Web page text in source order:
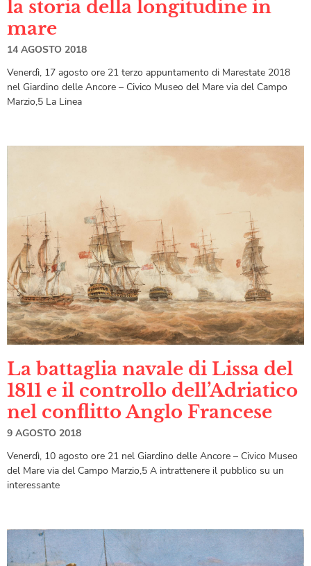
la storia della longitudine in
mare
14 AGOSTO 2018
Venerdì, 17 agosto ore 21 terzo appuntamento di Marestate 2018
nel Giardino delle Ancore – Civico Museo del Mare via del Campo
Marzio,5 La Linea
La battaglia navale di Lissa del
1811 e il controllo dell’Adriatico
nel conflitto Anglo Francese
9 AGOSTO 2018
Venerdì, 10 agosto ore 21 nel Giardino delle Ancore – Civico Museo
del Mare via del Campo Marzio,5 A intrattenere il pubblico su un
interessante